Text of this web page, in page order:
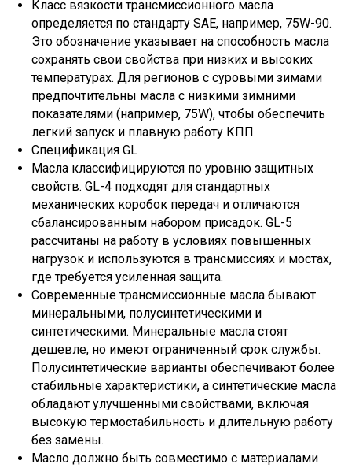
Класс вязкости трансмиссионного масла
определяется по стандарту SAE, например, 75W-90.
Это обозначение указывает на способность масла
сохранять свои свойства при низких и высоких
температурах. Для регионов с суровыми зимами
предпочтительны масла с низкими зимними
показателями (например, 75W), чтобы обеспечить
легкий запуск и плавную работу КПП.
Спецификация GL
Масла классифицируются по уровню защитных
свойств. GL-4 подходят для стандартных
механических коробок передач и отличаются
сбалансированным набором присадок. GL-5
рассчитаны на работу в условиях повышенных
нагрузок и используются в трансмиссиях и мостах,
где требуется усиленная защита.
Современные трансмиссионные масла бывают
минеральными, полусинтетическими и
синтетическими. Минеральные масла стоят
дешевле, но имеют ограниченный срок службы.
Полусинтетические варианты обеспечивают более
стабильные характеристики, а синтетические масла
обладают улучшенными свойствами, включая
высокую термостабильность и длительную работу
без замены.
Масло должно быть совместимо с материалами